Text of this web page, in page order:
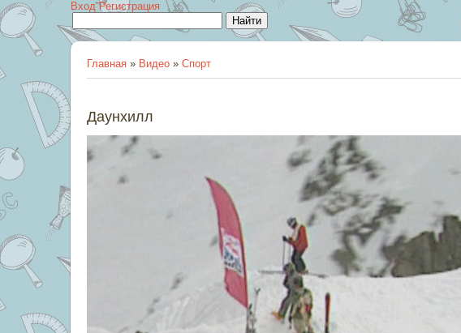
Вход Регистрация
Главная » Видео » Спорт
Даунхилл